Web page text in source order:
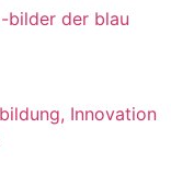
bilder der blau
Innovation